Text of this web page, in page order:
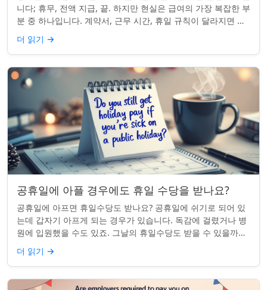
니다; 휴무, 전액 지급, 끝. 하지만 현실은 급여의 가장 복잡한 부
분 중 하나입니다. 계약서, 근무 시간, 휴일 규칙이 달라지면 하
나의 공휴일이 준수 문제...
더 읽기 →
공휴일에 아플 경우에도 휴일 수당을 받나요?
공휴일에 아프면 휴일수당도 받나요? 공휴일에 쉬기로 되어 있
는데 갑자기 아프게 되는 경우가 있습니다. 독감에 걸렸거나 병
원에 입원했을 수도 있죠. 그날의 휴일수당도 받을 수 있을까요?
이는 흔한 질문이며, 답변은 주...
더 읽기 →